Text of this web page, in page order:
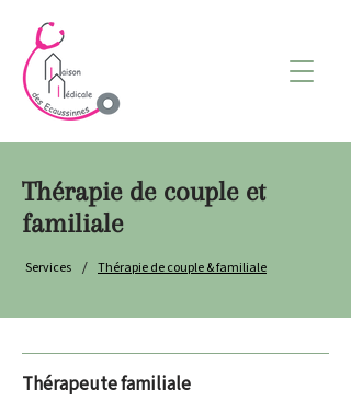
Thérapie de couple et
familiale
Services / Thérapie de couple & familiale
Thérapeute familiale